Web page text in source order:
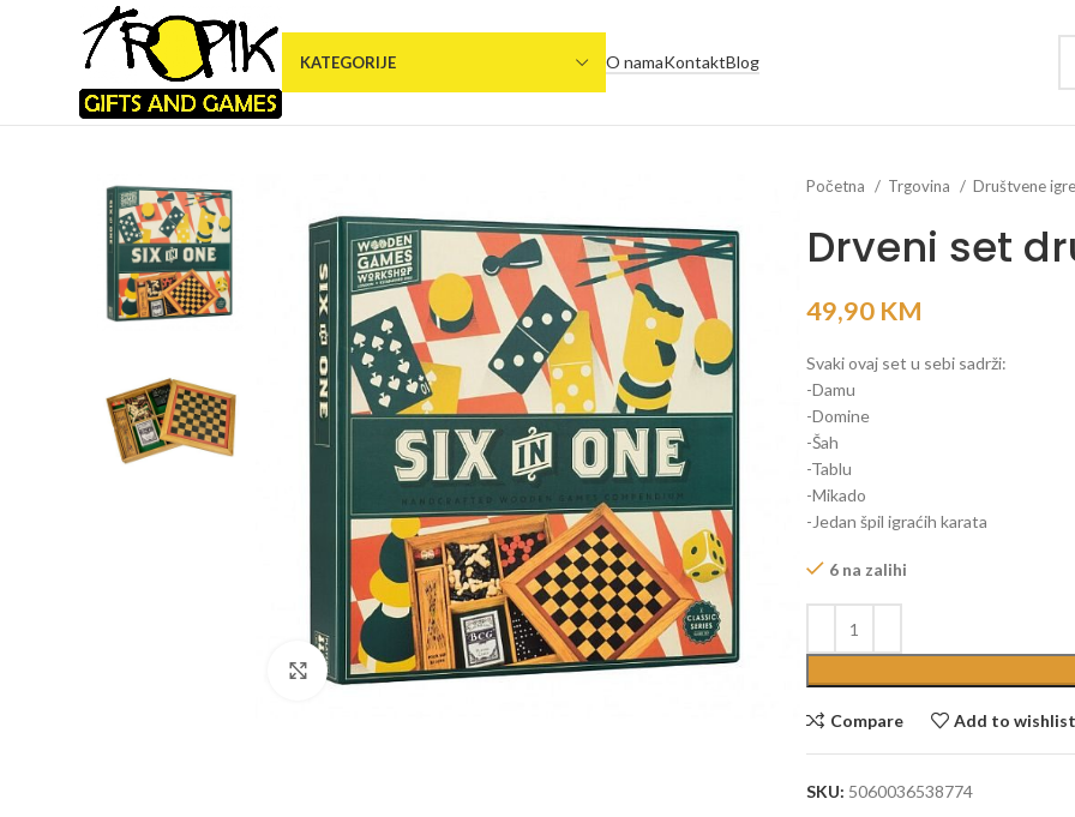
KATEGORIJE O namaKontaktBlog
Click to enlarge
Početna Trgovina Društvene igre
Drveni set
49,90 KM
Svaki ovaj set u sebi sadrži:
-Damu
-Domine
-Šah
-Tablu
-Mikado
-Jedan špil igraćih karata
6 na zalihi
Compare Add to wishlist
SKU: 5060036538774